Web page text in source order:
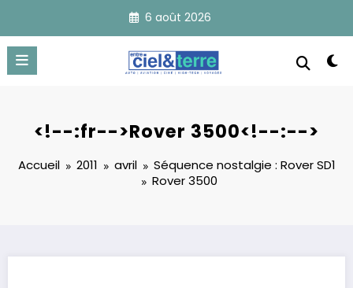
contenu
6 août 2026
<!--:fr-->Rover 3500<!--:-->
Accueil 2011 avril
Séquence nostalgie : Rover SD1
Rover 3500